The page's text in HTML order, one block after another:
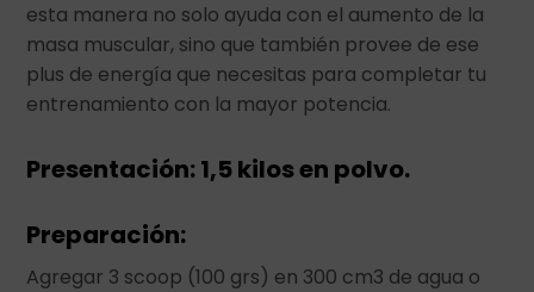
esta manera no solo ayuda con el aumento de la
masa muscular, sino que también provee de ese
plus de energía que necesitas para completar tu
entrenamiento con la mayor potencia.
Presentación: 1,5 kilos en polvo.
Preparación:
Agregar 3 scoop (100 grs) en 300 cm3 de agua o